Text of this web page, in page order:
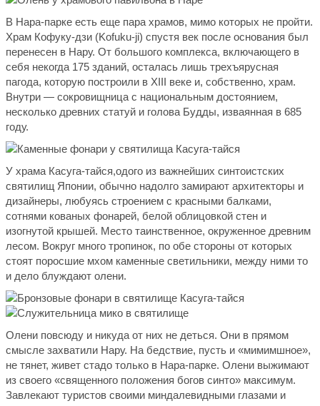
В Нара-парке есть еще пара храмов, мимо которых не пройти.
Храм Кофуку-дзи (Kofuku-ji) спустя век после основания был
перенесен в Нару. От большого комплекса, включающего в
себя некогда 175 зданий, осталась лишь трехъярусная
пагода, которую построили в XIII веке и, собственно, храм.
Внутри — сокровищница с национальным достоянием,
несколько древних статуй и голова Будды, изваянная в 685
году.
У храма Касуга-тайся,одого из важнейших синтоистских
святилищ Японии, обычно надолго замирают архитекторы и
дизайнеры, любуясь строением с красными балками,
сотнями кованых фонарей, белой облицовкой стен и
изогнутой крышей. Место таинственное, окруженное древним
лесом. Вокруг много тропинок, по обе стороны от которых
стоят поросшие мхом каменные светильники, между ними то
и дело блуждают олени.
Олени повсюду и никуда от них не деться. Они в прямом
смысле захватили Нару. На бедствие, пусть и «мимимшное»,
не тянет, живет стадо только в Нара-парке. Олени выжимают
из своего «священного положения богов синто» максимум.
Завлекают туристов своими миндалевидными глазами и